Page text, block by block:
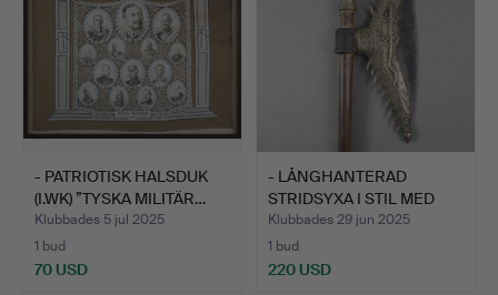
- PATRIOTISK HALSDUK
(I.WK) ”TYSKA MILITÄR…
Klubbades 5 jul 2025
1 bud
70 USD
- LÅNGHANTERAD
STRIDSYXA I STIL MED
BULLOV…
Klubbades 29 jun 2025
1 bud
220 USD